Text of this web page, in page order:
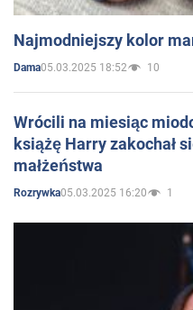
Najmodniejszy kolor
Dama05.03.2025 18:52 10
Wrócili na miesiąc
książę Harry zakochał
małżeństwa
Rozrywka05.03.2025 16:20 1